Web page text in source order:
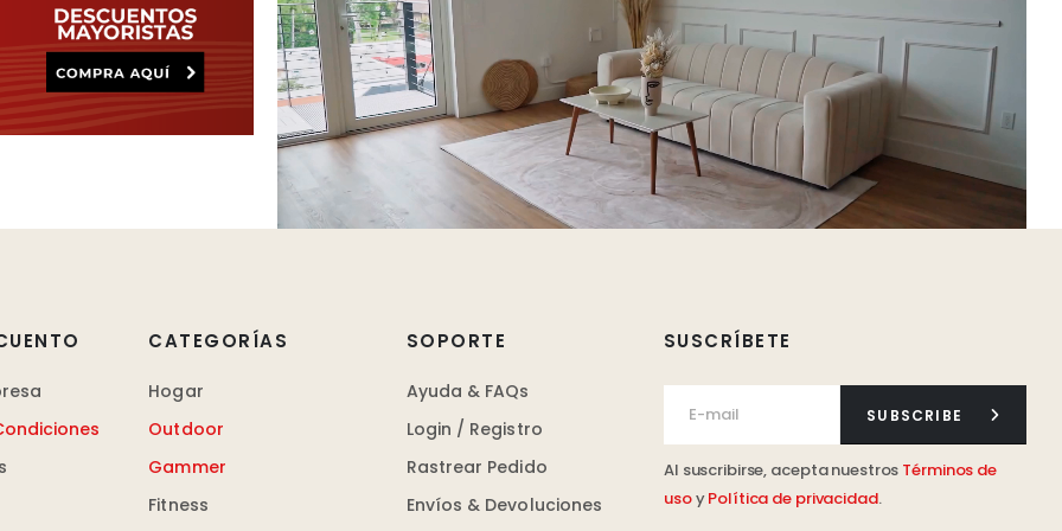
SUSCRÍBETE
SUBSCRIBE
Al suscribirse, acepta nuestros Términos de
usoyPolítica de privacidad.
CATEGORÍAS
Hogar
Outdoor
Gammer
Fitness
SOPORTE
Ayuda & FAQs
Login / Registro
Rastrear Pedido
Envíos & Devoluciones